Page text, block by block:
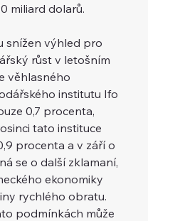
miliard dolarů.
snížen výhled pro
růst v letošním
věhlasného
institutu Ifo
0,7 procenta,
tato instituce
procenta a v září o
se o další zklamaní,
ekonomiky
rychlého obratu.
podmínkách může